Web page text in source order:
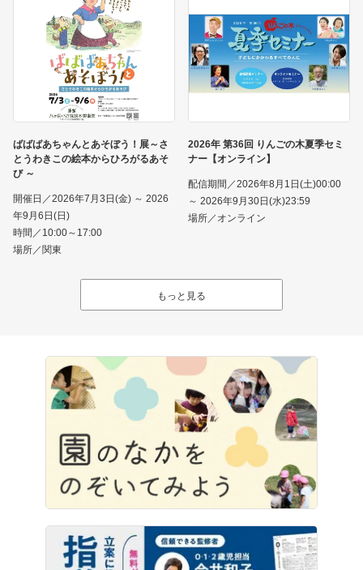
ばばばあちゃんとあそぼう！展～さ
とうわきこの絵本からひろがるあそ
び ～
開催日／2026年7月3日(金) ～ 2026
年9月6日(日)
時間／10:00～17:00
場所／関東
2026年 第36回 りんごの木夏季セミ
ナー【オンライン】
配信期間／2026年8月1日(土)00:00
～ 2026年9月30日(水)23:59
場所／オンライン
もっと見る